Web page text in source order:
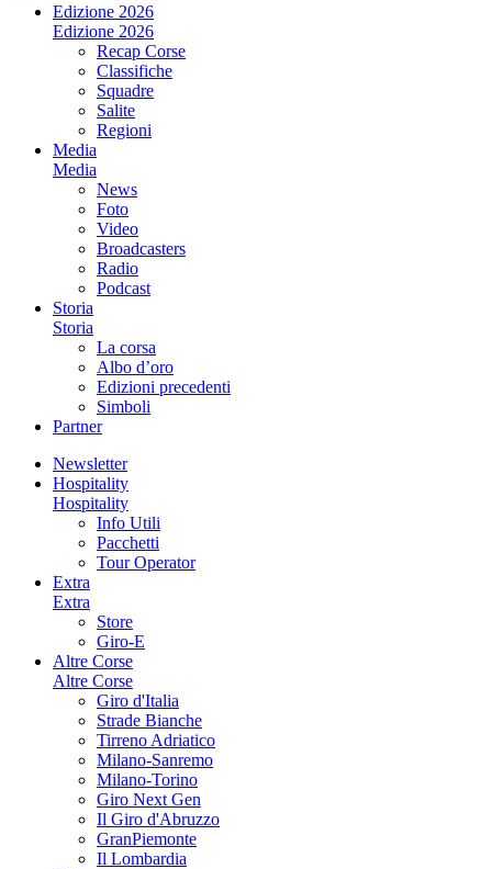
Edizione 2026
Edizione 2026
Recap Corse
Classifiche
Squadre
Salite
Regioni
Media
Media
News
Foto
Video
Broadcasters
Radio
Podcast
Storia
Storia
La corsa
Albo d’oro
Edizioni precedenti
Simboli
Partner
Newsletter
Hospitality
Hospitality
Info Utili
Pacchetti
Tour Operator
Extra
Extra
Store
Giro-E
Altre Corse
Altre Corse
Giro d'Italia
Strade Bianche
Tirreno Adriatico
Milano-Sanremo
Milano-Torino
Giro Next Gen
Il Giro d'Abruzzo
GranPiemonte
Il Lombardia